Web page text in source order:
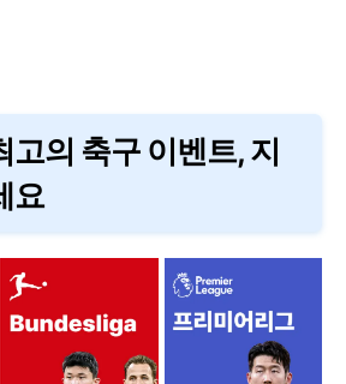
고의 축구 이벤트, 지
요